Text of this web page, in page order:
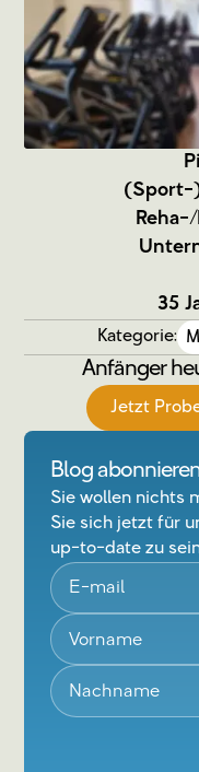
(Sport-
35
Kategorie:
Anfänger
Jetzt
Blog
Sie wollen nichts
Sie sich jetzt für
up-to-date zu